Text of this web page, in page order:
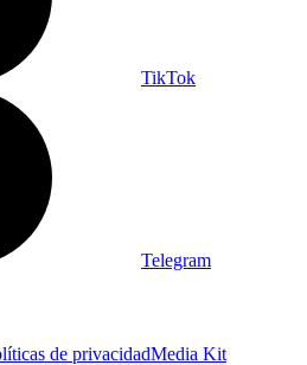
TikTok
Telegram
de privacidadMedia Kit